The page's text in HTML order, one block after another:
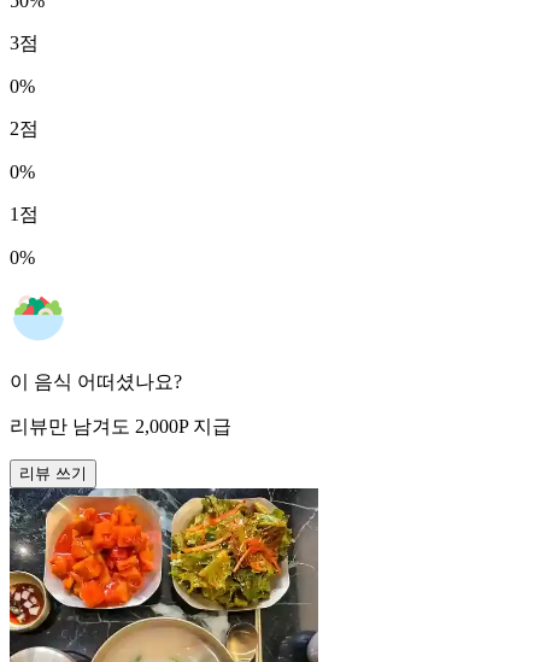
3점
0%
2점
0%
1 점
0%
이 음식 어떠셨나요?
리뷰만 남겨도 2,000P 지급
리뷰 쓰기